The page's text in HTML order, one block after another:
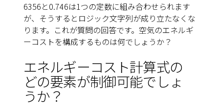
6356と0.746は1つの定数に組み合わせられます
が、そうするとロジック文字列が成り立たなくな
ります。これが質問の回答です。空気のエネルギ
ーコストを構成するものは何でしょうか？
エネルギーコスト計算式の
どの要素が制御可能でしょ
うか？